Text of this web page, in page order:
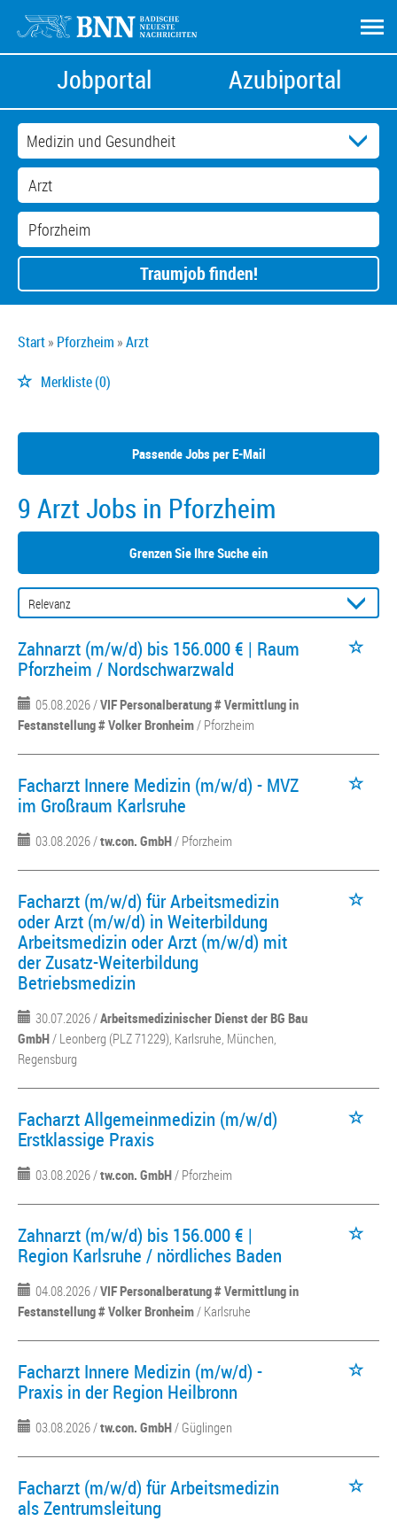
Jobportal Azubiportal
Traumjob finden!
Start Pforzheim Arzt
Merkliste(0)
Passende Jobs per E-Mail
9 Arzt Jobs in Pforzheim
Grenzen Sie Ihre Suche ein
Zahnarzt (m/w/d) bis 156.000 € | Raum
Pforzheim / Nordschwarzwald
05.08.2026 /VIF Personalberatung # Vermittlung in
Festanstellung # Volker Bronheim/ Pforzheim
Facharzt Innere Medizin (m/w/d) - MVZ
im Großraum Karlsruhe
03.08.2026 /tw.con. GmbH/ Pforzheim
Facharzt (m/w/d) für Arbeitsmedizin
oder Arzt (m/w/d) in Weiterbildung
Arbeitsmedizin oder Arzt (m/w/d) mit
der Zusatz-Weiterbildung
Betriebsmedizin
30.07.2026 /Arbeitsmedizinischer Dienst der BG Bau
GmbH/ Leonberg (PLZ 71229), Karlsruhe, München,
Regensburg
Facharzt Allgemeinmedizin (m/w/d)
Erstklassige Praxis
03.08.2026 /tw.con. GmbH/ Pforzheim
Zahnarzt (m/w/d) bis 156.000 € |
Region Karlsruhe / nördliches Baden
04.08.2026 /VIF Personalberatung # Vermittlung in
Festanstellung # Volker Bronheim/ Karlsruhe
Facharzt Innere Medizin (m/w/d) -
Praxis in der Region Heilbronn
03.08.2026 /tw.con. GmbH/ Güglingen
Facharzt (m/w/d) für Arbeitsmedizin
als Zentrumsleitung